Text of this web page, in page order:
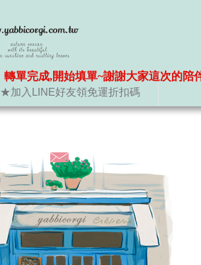
★加入LINE好友領免運折扣碼
轉單完成,開始填單~謝謝大家這次的陪